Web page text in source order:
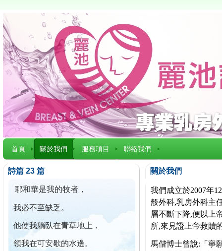
首頁 關於我們 服務項目 聯絡我們
詩篇 23 篇
耶和華是我的牧者，
我必不至缺乏。
他使我躺臥在青草地上，
領我在可安歇的水邊。
關於我們
我們成立於2007年
般外科,乳房外科主
層不斷下降,便以上
所,來見證上帝救贖
馬偕博士曾說:「寧